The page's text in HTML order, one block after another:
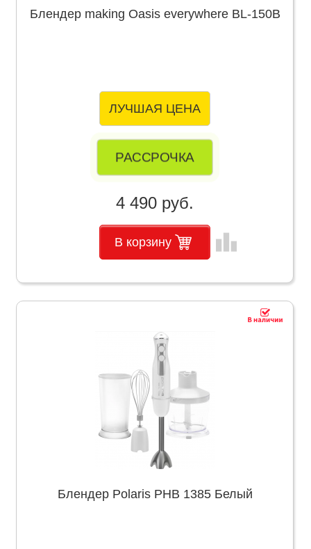
Блендер making Oasis everywhere BL-150B
ЛУЧШАЯ ЦЕНА
РАССРОЧКА
4 490 руб.
В корзину leaderboard
Блендер Polaris PHB 1385 Белый